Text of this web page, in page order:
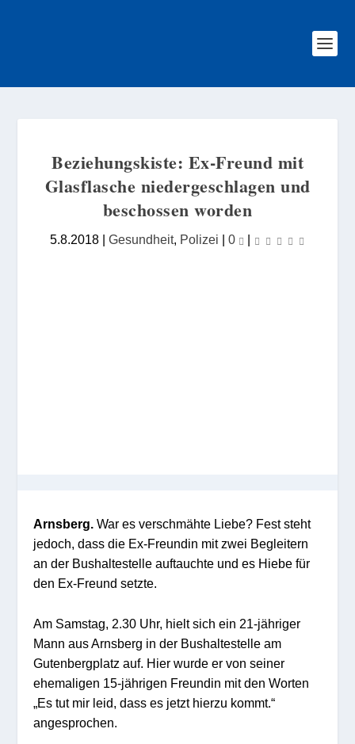
Beziehungskiste: Ex-Freund mit
Glasflasche niedergeschlagen und
beschossen worden
5.8.2018| Gesundheit, Polizei | 0 |
Arnsberg. War es verschmähte Liebe? Fest steht
jedoch, dass die Ex-Freundin mit zwei Begleitern
an der Bushaltestelle auftauchte und es Hiebe für
den Ex-Freund setzte.
Am Samstag, 2.30 Uhr, hielt sich ein 21-jähriger
Mann aus Arnsberg in der Bushaltestelle am
Gutenbergplatz auf. Hier wurde er von seiner
ehemaligen 15-jährigen Freundin mit den Worten
„Es tut mir leid, dass es jetzt hierzu kommt.“
angesprochen.